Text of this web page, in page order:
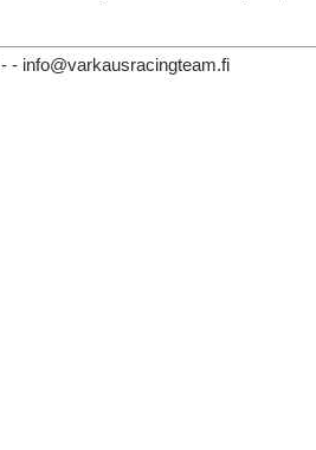
- - info@varkausracingteam.fi